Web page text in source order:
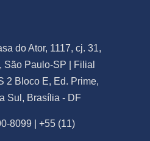
do Ator, 1117, cj. 31,
São Paulo-SP | Filial
2 Bloco E, Ed. Prime,
Sul, Brasília - DF
8099 | +55 (11)